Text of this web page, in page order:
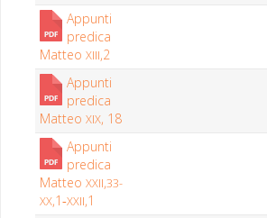
Appun­ti
pred­i­ca
Mat­teo XIII,2
Appun­ti
pred­i­ca
Mat­teo XIX, 18
Appun­ti
pred­i­ca
Mat­teo XXII,33-
XX,1‑XXII,1